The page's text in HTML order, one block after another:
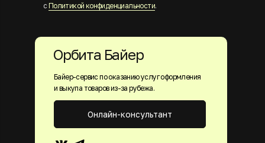
с Политикой конфиденциальности.
Байер-сервис по оказанию услуг оформления
и выкупа товаров из-за рубежа.
Онлайн-консультант
Орбита Байер